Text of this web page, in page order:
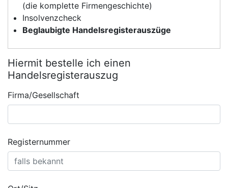
(die komplette Firmengeschichte)
Insolvenzcheck
Beglaubigte Handelsregisterauszüge
Hiermit bestelle ich einen
Handelsregisterauszug
Firma/Gesellschaft
Registernummer